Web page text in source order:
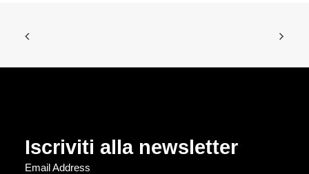
Iscriviti alla newsletter
Email Address